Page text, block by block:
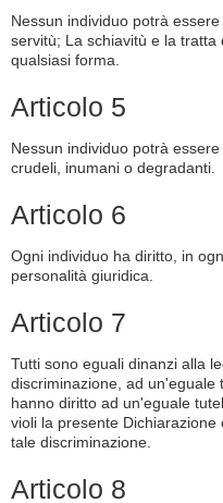
Nessun individuo potrà
servitù; La schiavitù e la
qualsiasi forma.
Articolo 5
Nessun individuo potrà
crudeli, inumani o degradanti.
Articolo 6
Ogni individuo ha diritto, in
personalità giuridica.
Articolo 7
Tutti sono eguali dinanzi alla
discriminazione, ad un'eguale
hanno diritto ad un'eguale
violi la presente
tale discriminazione.
Articolo 8